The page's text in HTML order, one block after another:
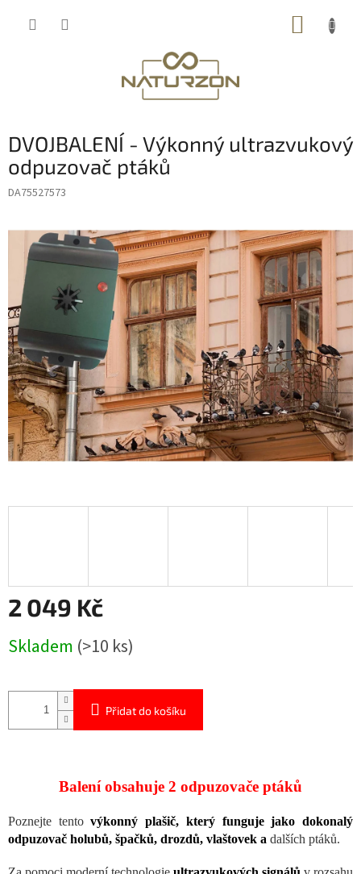
DVOJBALENÍ - Výkonný ultrazvukový
odpuzovač ptáků
DA75527573
2 049 Kč
cena:
Skladem (>10 ks)
Přidat do košíku
Balení obsahuje 2 odpuzovače ptáků
Poznejte tentovýkonný plašič, který funguje jako dokonalý
odpuzovač holubů, špačků, drozdů, vlaštovek a dalších ptáků.